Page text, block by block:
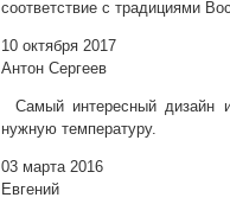
соответствие с традициями
10 октября 2017
Антон Сергеев
Самый интересный дизайн
нужную температуру.
03 марта 2016
Евгений